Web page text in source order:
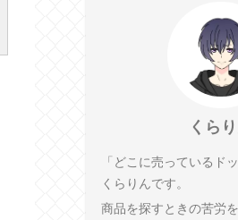
くら
「どこに売っているド
くらりんです。
商品を探すときの苦労